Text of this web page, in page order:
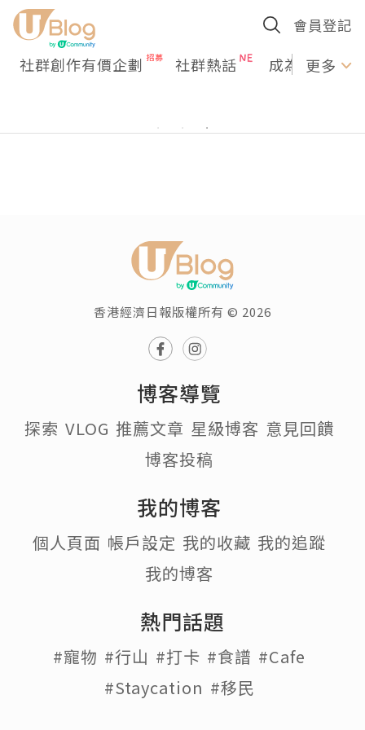
會員登記
社群創作有價企劃 社群熱話 成為U更多
香港經濟日報版權所有 © 2026
博客導覽
探索 VLOG 推薦文章 星級博客 意見回饋
博客投稿
我的博客
個人頁面 帳戶設定 我的收藏 我的追蹤
我的博客
熱門話題
#寵物 #行山 #打卡 #食譜 #Cafe
#Staycation #移民